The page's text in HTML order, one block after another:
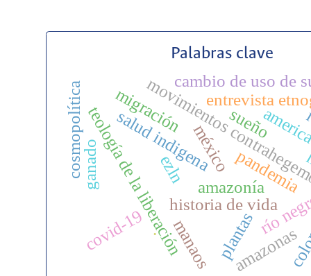
Palabras clave
movimientosentrevista
historia de vida
ezln
teología de la liberaciónméxico
salud indigena
covid-19 manaos plantasrío
cosmopolítica pandemia
amazonas
cambio de uso de
ganado
migración
amazonía
.
sueño